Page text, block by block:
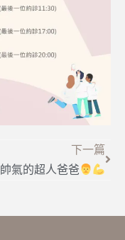
下一篇
帥氣的超人爸爸